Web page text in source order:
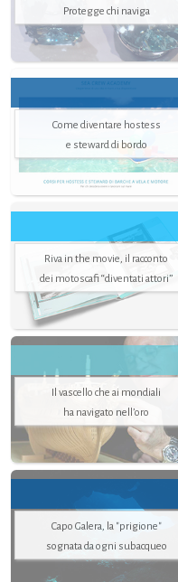
Protegge chi naviga
Come diventare hostess
e steward di bordo
Riva in the movie, il racconto
dei motoscafi “diventati attori”
Il vascello che ai mondiali
ha navigato nell’oro
Capo Galera, la "prigione"
sognata da ogni subacqueo